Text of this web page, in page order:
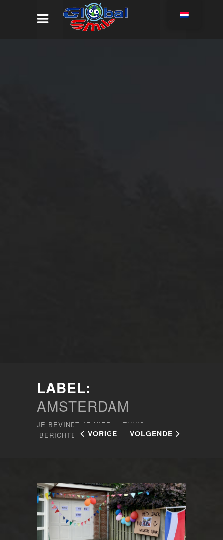
LABEL:
AMSTERDAM
JE BEVINDT JE HIER:
THUIS
BERICHTEN GETAGD "AMSTERDAM"
VORIGE VOLGENDE